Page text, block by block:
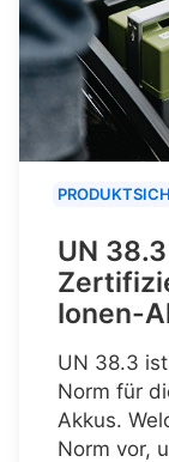
UN
Ionen-
UN 38.3
Norm für
Akkus.
Norm vor,